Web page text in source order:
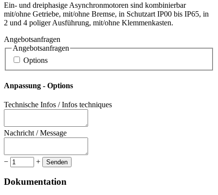
Ein- und dreiphasige Asynchronmotoren sind kombinierbar
mit/ohne Getriebe, mit/ohne Bremse, in Schutzart IP00 bis IP65, in
2 und 4 poliger Ausführung, mit/ohne Klemmenkasten.
Angebotsanfragen
Angebotsanfragen
Options
Anpassung - Options
Technische Infos / Infos techniques
Nachricht / Message
− + Senden
Dokumentation